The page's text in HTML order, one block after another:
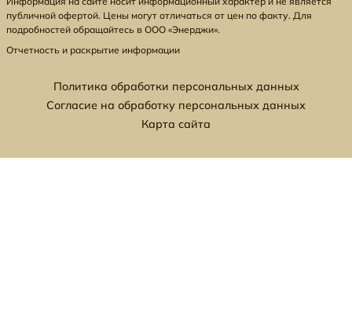
публичной офертой. Цены могут отличаться от цен по факту. Для
подробностей обращайтесь в ООО «Энерджи».
Отчетность и раскрытие информации
Политика обработки персональных данных
Согласие на обработку персональных данных
Карта сайта